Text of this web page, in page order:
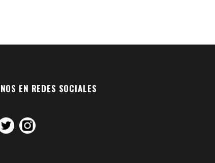
EN REDES SOCIALES